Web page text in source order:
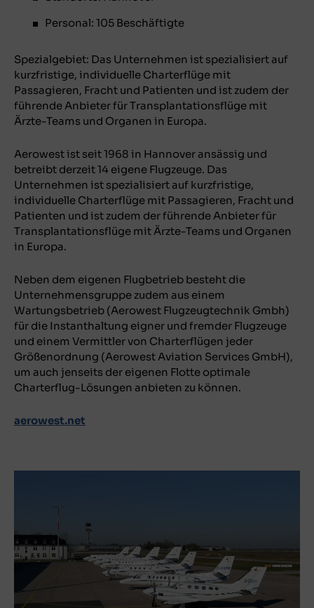
Personal: 105 Beschäftigte
Spezialgebiet: Das Unternehmen ist spezialisiert auf
kurzfristige, individuelle Charterflüge mit
Passagieren, Fracht und Patienten und ist zudem der
führende Anbieter für Transplantationsflüge mit
Ärzte-Teams und Organen in Europa.
Aerowest ist seit 1968 in Hannover ansässig und
betreibt derzeit 14 eigene Flugzeuge. Das
Unternehmen ist spezialisiert auf kurzfristige,
individuelle Charterflüge mit Passagieren, Fracht und
Patienten und ist zudem der führende Anbieter für
Transplantationsflüge mit Ärzte-Teams und Organen
in Europa.
Neben dem eigenen Flugbetrieb besteht die
Unternehmensgruppe zudem aus einem
Wartungsbetrieb (Aerowest Flugzeugtechnik Gmbh)
für die Instanthaltung eigner und fremder Flugzeuge
und einem Vermittler von Charterflügen jeder
Größenordnung (Aerowest Aviation Services GmbH),
um auch jenseits der eigenen Flotte optimale
Charterflug-Lösungen anbieten zu können.
aerowest.net